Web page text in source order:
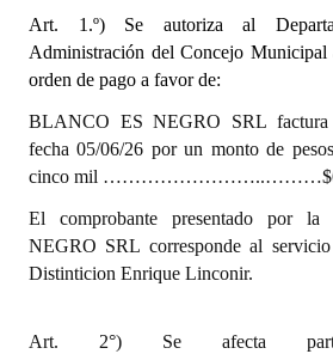
Comunicaciones
Declaraciones
Resoluciones de Presidencia
INSTITUCIONAL
Noticias Destacadas
Art. 1.º) Se autoriza al
Administración del Concejo Municipal
orden de pago a favor de:
BLANCO ES NEGRO SRL factura
fecha 05/06/26 por un monto de
cinco mil
El comprobante presentado por
NEGRO SRL corresponde al
Distinticion Enrique Linconir.
Art. 2°) Se afecta partida